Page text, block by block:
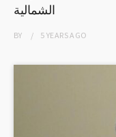
الشمالية
BY 5 YEARSAGO